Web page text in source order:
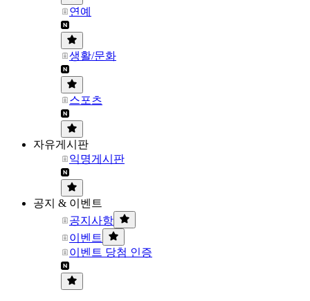
연예
생활/문화
스포츠
자유게시판
익명게시판
공지 & 이벤트
공지사항
이벤트
이벤트 당첨 인증